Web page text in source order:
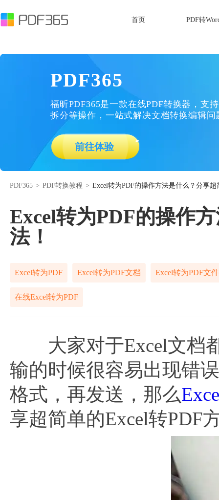
首页 PDF转
PDF365
福昕PDF365是一款在线PDF转换器，支
拆分等操作，一站式解决文档转换编辑问
前往体验
PDF365 > PDF转换教程 > Excel转为PDF的操作方法是什么？分享超
Excel转为PDF的操作
法！
Excel转为PDF Excel转为PDF文档 Excel转为PDF文件
在线Excel转为PDF
大家对于Excel文档都
输的时候很容易出现错
格式，再发送，那么
享超简单的Excel转PDF